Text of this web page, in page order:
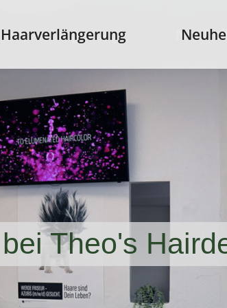
Haarverlängerung
Theo's
Haarverlängerung